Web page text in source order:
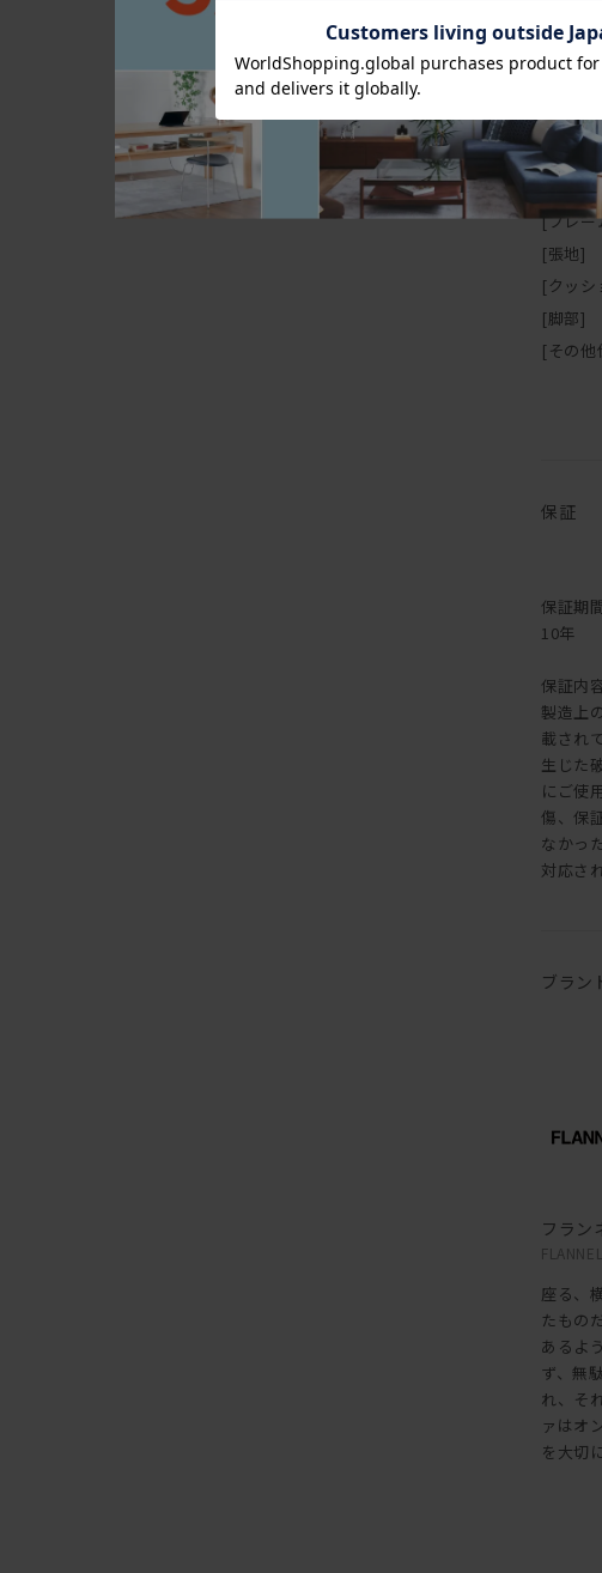
[座面高
[アーム
[フレー
[張地]
[クッシ
[脚部]
[その他
保証
保証期
10年
保証内
製造上
載され
生じた
にご使
傷、保
なかっ
対応さ
ブラン
フラン
座る、
たもの
あるよ
ず、無
れ、そ
ァはオ
を大切